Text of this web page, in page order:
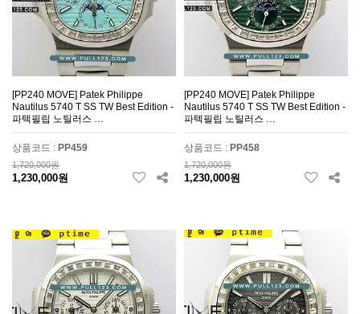
[PP240 MOVE] Patek Philippe
Nautilus 5740 T SS TW Best Edition -
파텍필립 노틸러스 …
상품코드 : PP459
1,720,000원
1,230,000원
[PP240 MOVE] Patek Philippe
Nautilus 5740 T SS TW Best Edition -
파텍필립 노틸러스 …
상품코드 : PP458
1,720,000원
1,230,000원